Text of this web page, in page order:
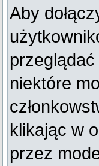
Aby
niektóre
klikając w
przez